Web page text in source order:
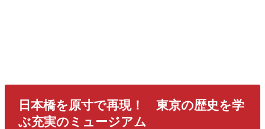
日本橋を原寸で再現！ 東京の歴史を学
ぶ充実のミュージアム